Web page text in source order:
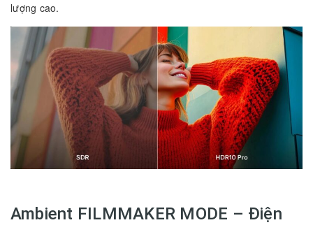
lượng cao.
Ambient FILMMAKER MODE – Điện